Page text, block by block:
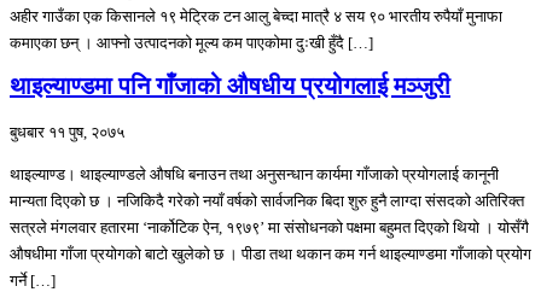
अहीर गाउँका एक किसानले १९ मेट्रिक टन आलु बेच्दा मात्रै ४ सय ९० भारतीय रुपैयाँ मुनाफा
कमाएका छन् । आफ्नो उत्पादनको मूल्य कम पाएकोमा दुःखी हुँदै […]
थाइल्याण्डमा पनि गाँजाको औषधीय प्रयोगलाई मञ्जुरी
बुधबार ११ पुष, २०७५
थाइल्याण्ड। थाइल्याण्डले औषधि बनाउन तथा अनुसन्धान कार्यमा गाँजाको प्रयोगलाई कानूनी
मान्यता दिएको छ । नजिकिदै गरेको नयाँ वर्षको सार्वजनिक बिदा शुरु हुनै लाग्दा संसदको अतिरिक्त
सत्रले मंगलवार हतारमा ‘नार्कोटिक ऐन, १९७९’ मा संसोधनको पक्षमा बहुमत दिएको थियो । योसँगै
औषधीमा गाँजा प्रयोगको बाटो खुलेको छ । पीडा तथा थकान कम गर्न थाइल्याण्डमा गाँजाको प्रयोग
गर्ने […]